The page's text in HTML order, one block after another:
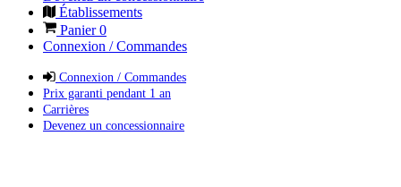
Établissements
Panier0
Connexion / Commandes
Connexion / Commandes
Prix garanti pendant 1 an
Carrières
Devenez un concessionnaire